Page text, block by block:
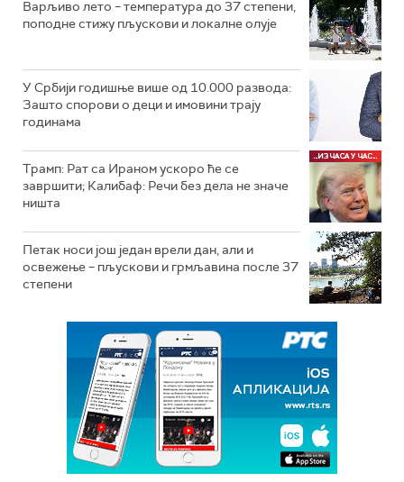
Варљиво лето – температура до 37 степени,
поподне стижу пљускови и локалне олује
У Србији годишње више од 10.000 развода:
Зашто спорови о деци и имовини трају
годинама
Трамп: Рат са Ираном ускоро ће се
завршити; Калибаф: Речи без дела не значе
ништа
Петак носи још један врели дан, али и
освежење – пљускови и грмљавина после 37
степени